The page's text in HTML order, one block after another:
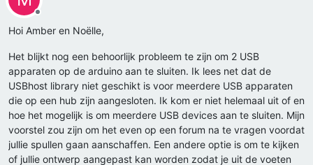
Offline
Hoi Amber en Noëlle,
Het blijkt nog een behoorlijk probleem te zijn om 2 USB
apparaten op de arduino aan te sluiten. Ik lees net dat de
USBhost library niet geschikt is voor meerdere USB apparaten
die op een hub zijn aangesloten. Ik kom er niet helemaal uit of en
hoe het mogelijk is om meerdere USB devices aan te sluiten. Mijn
voorstel zou zijn om het even op een forum na te vragen voordat
jullie spullen gaan aanschaffen. Een andere optie is om te kijken
of jullie ontwerp aangepast kan worden zodat je uit de voeten